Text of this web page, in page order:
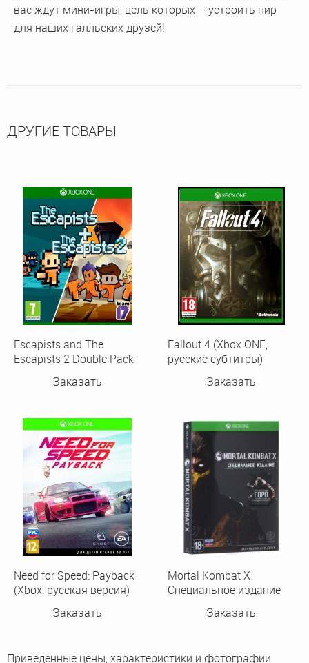
вас ждут мини-игры, цель которых – устроить пир
для наших галльских друзей!
ДРУГИЕ ТОВАРЫ
Escapists and The
Escapists 2 Double Pack
One / Xbox Series X
Заказать
Fallout 4 (Xbox ONE,
русские субтитры)
Заказать
Need for Speed: Payback
(Xbox, русская версия)
Заказать
Mortal Kombat X
Специальное издание
Заказать
Приведенные цены, характеристики и фотографии